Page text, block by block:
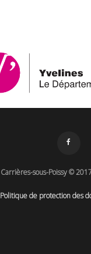
Carrières-sous-Poissy ©
Politique de protection des